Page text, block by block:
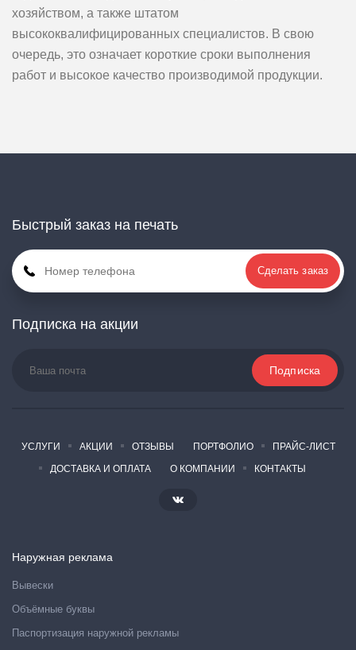
хозяйством, а также штатом
высококвалифицированных специалистов. В свою
очередь, это означает короткие сроки выполнения
работ и высокое качество производимой продукции.
Быстрый заказ на печать
Сделать заказ
Подписка на акции
УСЛУГИ АКЦИИ ОТЗЫВЫ ПОРТФОЛИО
ПРАЙС-ЛИСТ
ДОСТАВКА И ОПЛАТА
О КОМПАНИИ КОНТАКТЫ
Наружная реклама
Вывески
Объёмные буквы
Паспортизация наружной рекламы